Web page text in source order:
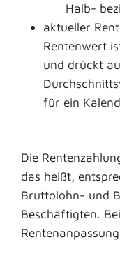
Halb-
aktueller
Rentenwert
und drückt
für ein
Die
das heißt,
Bruttolohn- und
Beschäftigten.